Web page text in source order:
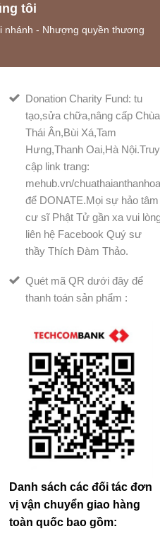
tôi
nhánh - Nhượng quyền thương
Donation Charity Fund: tu
tạo,sửa chữa,nâng cấp Chùa
Thái Ân,Bùi Xá,Tam
Hưng,Thanh Oai,Hà Nội.Truy
cập link trang:
mehub.vn/
để DONATE.Mọi sự hảo tâm
cư sĩ Phật Tử gần xa vui
liên hệ Facebook Quý sư
thầy Thích Đàm Thảo.
Quét mã QR dưới đây để
thanh toán sản phẩm :
Danh sách các đối tác đơn
vị vận chuyển giao hàng
toàn quốc bao gồm: